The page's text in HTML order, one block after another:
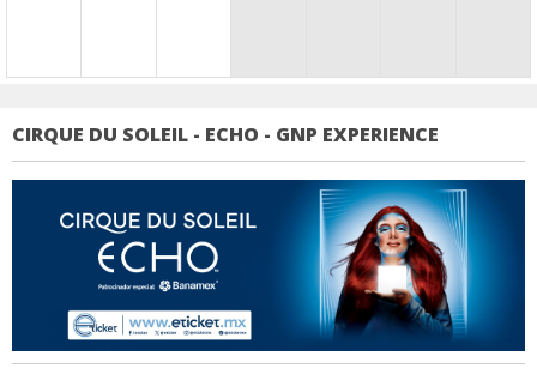
CIRQUE DU SOLEIL - ECHO - GNP EXPERIENCE